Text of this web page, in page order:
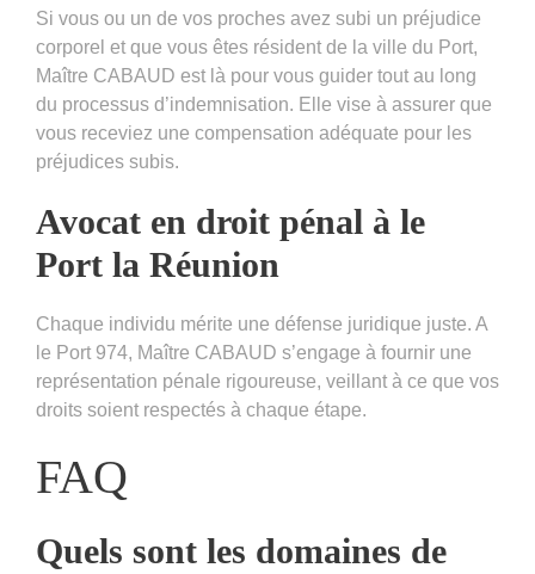
Si vous ou un de vos proches avez subi un préjudice
corporel et que vous êtes résident de la ville du Port,
Maître CABAUD est là pour vous guider tout au long
du processus d’indemnisation. Elle vise à assurer que
vous receviez une compensation adéquate pour les
préjudices subis.
Avocat en droit pénal à le
Port la Réunion
Chaque individu mérite une défense juridique juste. A
le Port 974, Maître CABAUD s’engage à fournir une
représentation pénale rigoureuse, veillant à ce que vos
droits soient respectés à chaque étape.
FAQ
Quels sont les domaines de